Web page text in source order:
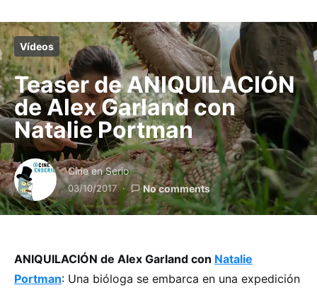
Vídeos
Teaser de ANIQUILACIÓN
de Alex Garland con
Natalie Portman
Cine en Serio
03/10/2017 No comments
ANIQUILACIÓN de Alex Garland con Natalie
Portman: Una bióloga se embarca en una expedición